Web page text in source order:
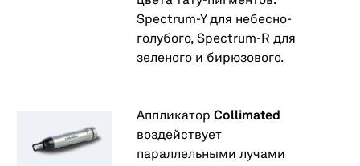
Spectrum-Y для небесно-
голубого, Spectrum-R для
зеленого и бирюзового.
Аппликатор Collimated
воздействует
параллельными лучами